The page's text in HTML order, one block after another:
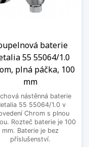
baterie
55 55064/1.0
plná páčka, 100
mm
nástěnná baterie
55 55064/1.0 v
Chrom s plnou
Rozteč baterie je 100
mm. Baterie je bez
příslušenství.